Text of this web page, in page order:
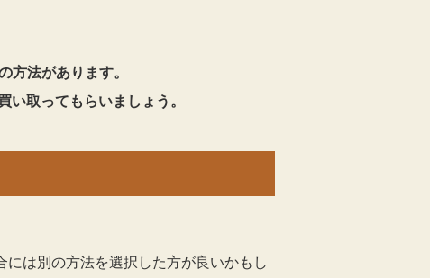
法があります。
取ってもらいましょう。
は別の方法を選択した方が良いかもし